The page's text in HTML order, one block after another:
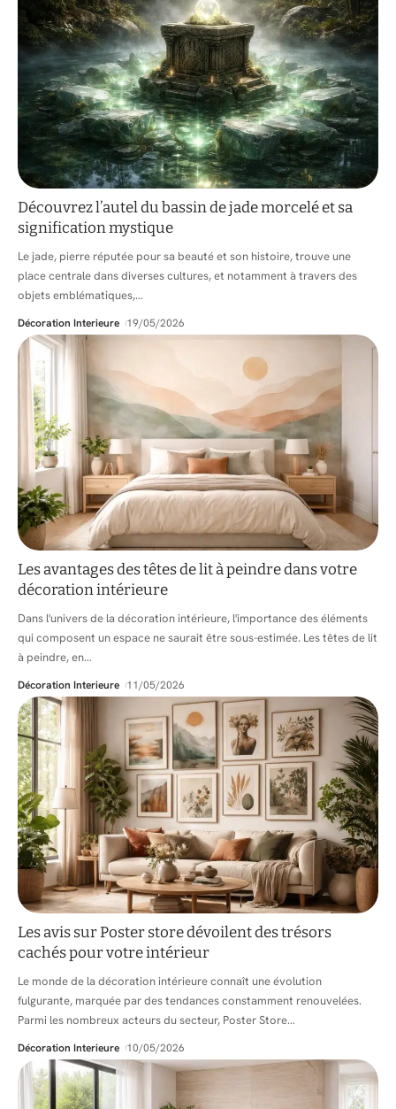
Découvrez l’autel du bassin de jade morcelé et sa
signification mystique
Le jade, pierre réputée pour sa beauté et son histoire, trouve une
place centrale dans diverses cultures, et notamment à travers des
objets emblématiques,…
Décoration Interieure 19/05/2026
Les avantages des têtes de lit à peindre dans votre
décoration intérieure
Dans l'univers de la décoration intérieure, l'importance des éléments
qui composent un espace ne saurait être sous-estimée. Les têtes de lit
à peindre, en…
Décoration Interieure 11/05/2026
Les avis sur Poster store dévoilent des trésors
cachés pour votre intérieur
Le monde de la décoration intérieure connaît une évolution
fulgurante, marquée par des tendances constamment renouvelées.
Parmi les nombreux acteurs du secteur, Poster Store…
Décoration Interieure 10/05/2026